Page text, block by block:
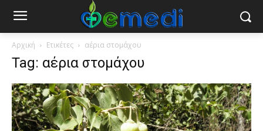
Αρχική Ετικέτες αέρια στομάχου
Tag: αέρια στομάχου